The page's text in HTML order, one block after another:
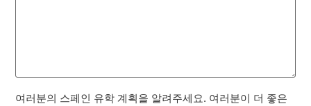
여러분의 스페인 유학 계획을 알려주세요. 여러분이 더 좋은